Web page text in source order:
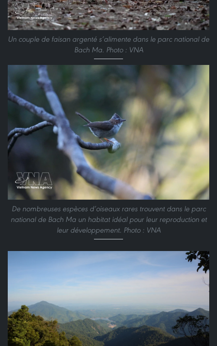
Un couple de faisan argenté s’alimente dans le parc national de
Bach Ma. Photo : VNA
De nombreuses espèces d’oiseaux rares trouvent dans le parc
national de Bach Ma un habitat idéal pour leur reproduction et
leur développement. Photo : VNA